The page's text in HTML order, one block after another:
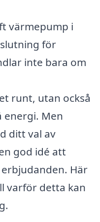
värmepump i
för
inte bara om
runt, utan också
energi. Men
ditt val av
god idé att
Här
varför detta kan